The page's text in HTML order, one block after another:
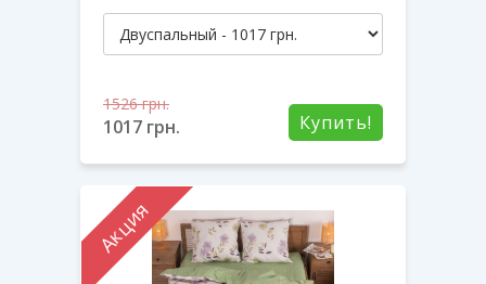
Купить!
1526грн.
1017 грн.
Акция